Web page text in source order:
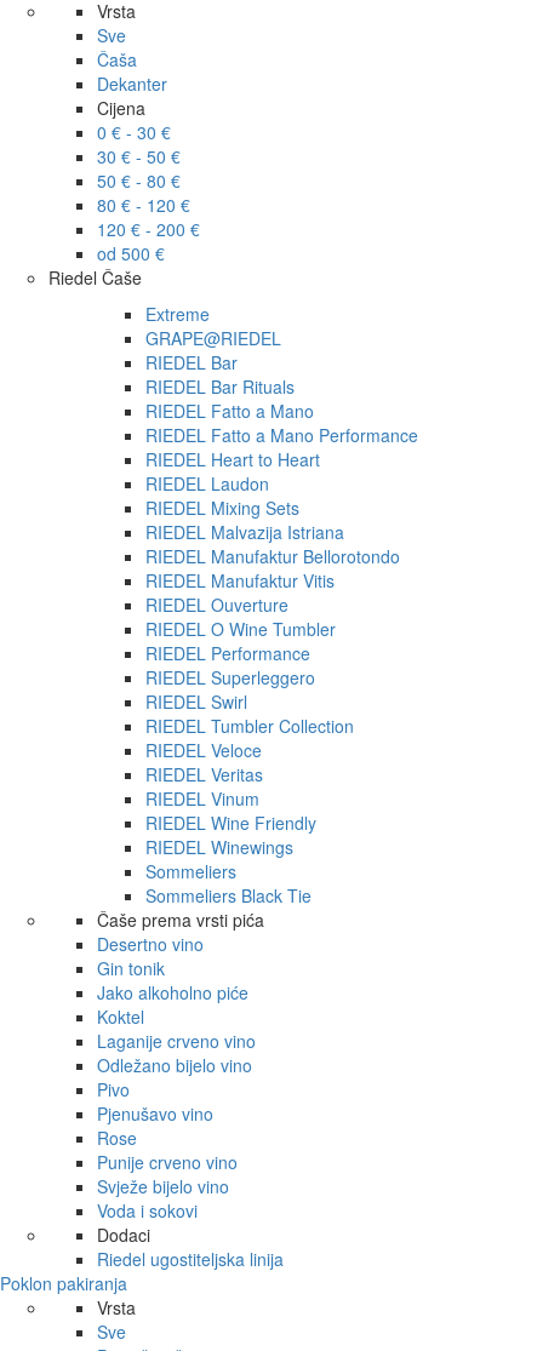
Vrsta
Sve
Čaša
Dekanter
Cijena
0 € - 30 €
30 € - 50 €
50 € - 80 €
80 € - 120 €
120 € - 200 €
od 500 €
Riedel Čaše
Extreme
GRAPE@RIEDEL
RIEDEL Bar
RIEDEL Bar Rituals
RIEDEL Fatto a Mano
RIEDEL Fatto a Mano Performance
RIEDEL Heart to Heart
RIEDEL Laudon
RIEDEL Mixing Sets
RIEDEL Malvazija Istriana
RIEDEL Manufaktur Bellorotondo
RIEDEL Manufaktur Vitis
RIEDEL Ouverture
RIEDEL O Wine Tumbler
RIEDEL Performance
RIEDEL Superleggero
RIEDEL Swirl
RIEDEL Tumbler Collection
RIEDEL Veloce
RIEDEL Veritas
RIEDEL Vinum
RIEDEL Wine Friendly
RIEDEL Winewings
Sommeliers
Sommeliers Black Tie
Čaše prema vrsti pića
Desertno vino
Gin tonik
Jako alkoholno piće
Koktel
Laganije crveno vino
Odležano bijelo vino
Pivo
Pjenušavo vino
Rose
Punije crveno vino
Svježe bijelo vino
Voda i sokovi
Dodaci
Riedel ugostiteljska linija
Poklon pakiranja
Vrsta
Sve